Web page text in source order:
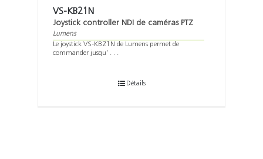
VS-KB21N
Joystick controller NDI de caméras PTZ
Lumens
Le joystick VS-KB21N de Lumens permet de
commander jusqu’ . . .
Détails